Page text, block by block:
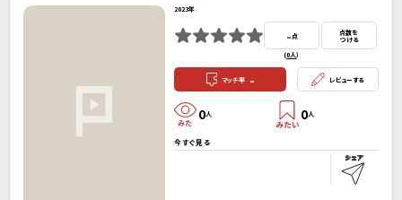
2023年
- 点
(0人）
点数を
つける
マッチ率 - レビューする
0人 0人
今すぐ見る